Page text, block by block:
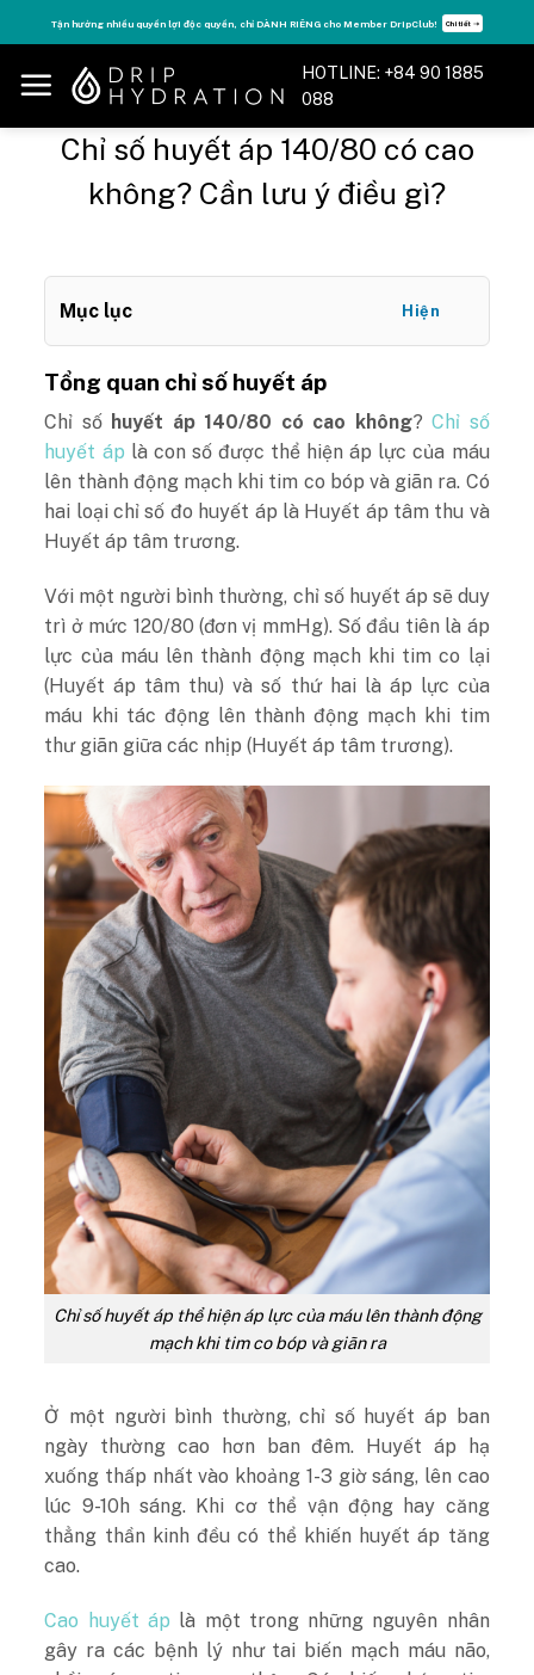
to
content
Tận hưởng nhiều quyền lợi độc quyền, chỉ DÀNH RIÊNG cho Member DripClub! Chi tiết ➝
HOTLINE: +84 90 1885
088
Chỉ số huyết áp 140/80 có cao
không? Cần lưu ý điều gì?
Mục lục Hiện
Tổng quan chỉ số huyết áp
Chỉ số huyết áp 140/80 có cao không?Chỉ số
huyết áp là con số được thể hiện áp lực của máu
lên thành động mạch khi tim co bóp và giãn ra. Có
hai loại chỉ số đo huyết áp là Huyết áp tâm thu và
Huyết áp tâm trương.
Với một người bình thường, chỉ số huyết áp sẽ duy
trì ở mức 120/80 (đơn vị mmHg). Số đầu tiên là áp
lực của máu lên thành động mạch khi tim co lại
(Huyết áp tâm thu) và số thứ hai là áp lực của
máu khi tác động lên thành động mạch khi tim
thư giãn giữa các nhịp (Huyết áp tâm trương).
Chỉ số huyết áp thể hiện áp lực của máu lên thành động
mạch khi tim co bóp và giãn ra
Ở một người bình thường, chỉ số huyết áp ban
ngày thường cao hơn ban đêm. Huyết áp hạ
xuống thấp nhất vào khoảng 1-3 giờ sáng, lên cao
lúc 9-10h sáng. Khi cơ thể vận động hay căng
thẳng thần kinh đều có thể khiến huyết áp tăng
cao.
Cao huyết áp là một trong những nguyên nhân
gây ra các bệnh lý như tai biến mạch máu não,